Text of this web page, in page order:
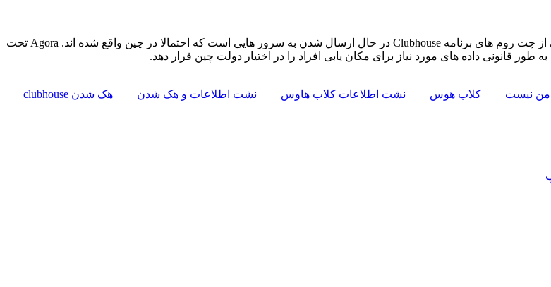
جالب اینجاست که هفته گذشته SIO گزارشی منتشر کرد که نشان می‌داد متا دیتای یکی از چت روم ‌های برنامه Clubhouse در حال ارسال شدن به سرور هایی است که احتمالا در چین واقع شده اند. Agora تحت
قانونی داده های مورد نیاز برای مکان ‌یابی افراد را در اختیار دولت چین قرار دهد.
نیست کلاب هوس نشت اطلاعات کلاب هاوس نشت اطلاعات و هک شدن
هک شدن clubhouse